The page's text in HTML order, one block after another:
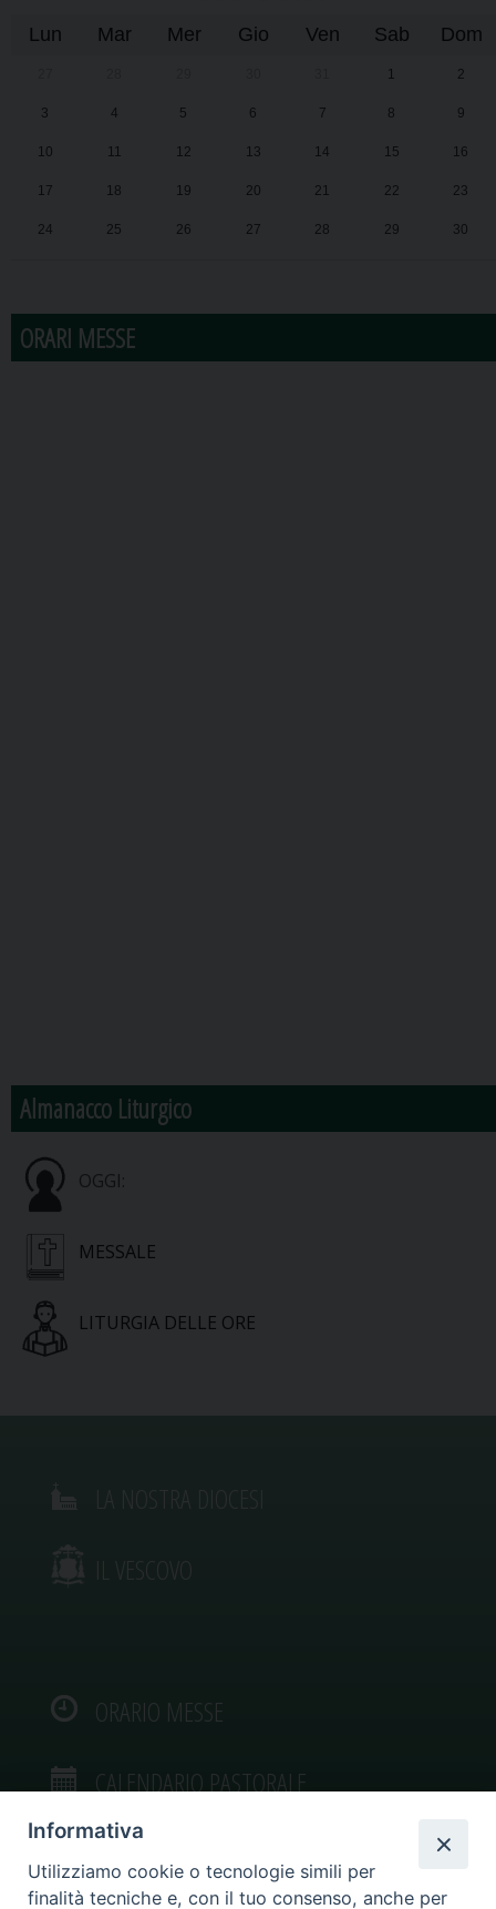
Lun
Mar Mer Gio Ven Sab Dom
1 2
3 4 5 6 7 8 9
10 11 12 13 14 15 16
17 18 19 20 21 22 23
24 25 26 27 28 29 30
ORARI MESSE
Almanacco Liturgico
OGGI:
MESSALE
LITURGIA DELLE ORE
IL VESCOVO
ORARIO MESSE
CALENDARIO PASTORALE
Informativa
Utilizziamo cookie o tecnologie simili per
finalità tecniche e, con il tuo consenso, anche per